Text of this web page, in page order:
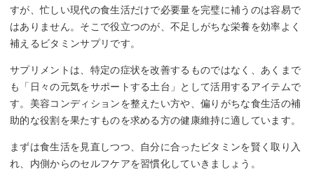
すが、忙しい現代の食生活だけで必要量を完璧に補うのは容易で
はありません。そこで役立つのが、不足しがちな栄養を効率よく
補えるビタミンサプリです。
サプリメントは、特定の症状を改善するものではなく、あくまで
も「日々の元気をサポートする土台」として活用するアイテムで
す。美容コンディションを整えたい方や、偏りがちな食生活の補
助的な役割を果たすものを求める方の健康維持に適しています。
まずは食生活を見直しつつ、自分に合ったビタミンを賢く取り入
れ、内側からのセルフケアを習慣化していきましょう。